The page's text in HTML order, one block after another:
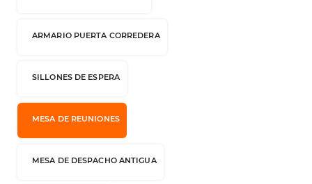
ARMARIO PUERTA CORREDERA
SILLONES DE ESPERA
MESA DE REUNIONES
MESA DE DESPACHO ANTIGUA